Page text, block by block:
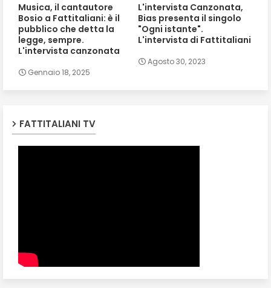
Musica, il cantautore
Bosio a Fattitaliani: è il
pubblico che detta la
legge, sempre.
L'intervista canzonata
Gennaio 18, 2025
L'intervista Canzonata,
Bias presenta il singolo
"Ogni istante".
L'intervista di Fattitaliani
Agosto 30, 2023
FATTITALIANI TV